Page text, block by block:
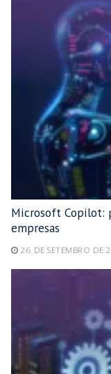
Microsoft Copilot:
empresas
26 DE SETEMBRO DE